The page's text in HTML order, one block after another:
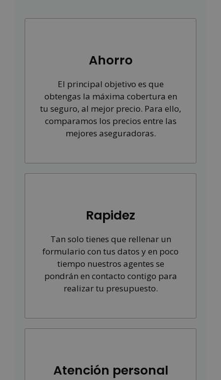
Ahorro
El principal objetivo es que
obtengas la máxima cobertura en
tu seguro, al mejor precio. Para ello,
comparamos los precios entre las
mejores aseguradoras.
Rapidez
Tan solo tienes que rellenar un
formulario con tus datos y en poco
tiempo nuestros agentes se
pondrán en contacto contigo para
realizar tu presupuesto.
Atención personal